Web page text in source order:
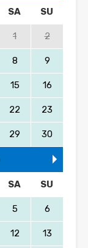
SA SU
1 2
8 9
15 16
22 23
29 30
SA SU
5 6
12 13